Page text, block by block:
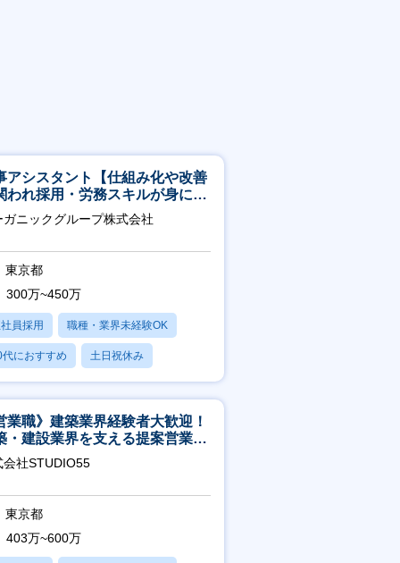
アシスタント【仕組み化や改善
われ採用・労務スキルが身につ
境／年商120億円超の事業会
ガニックグループ株式会社
東京都
300万~450万
員採用 職種・業界未経験OK
代におすすめ 土日祝休み
120日以上
業職》建築業界経験者大歓迎！
・建設業界を支える提案営業職
125日◎フレックス
会社STUDIO55
東京都
403万~600万